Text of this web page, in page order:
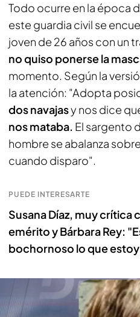
Todo ocurre en la época
este guardia civil se
joven de 26 años con un
no quiso ponerse la
momento. Según la
la atención: "Adopta
dos navajasy nos dice
nos mataba. El sargento
hombre se abalanza
cuando disparo".
PUEDE INTERESARTE
Susana Díaz, muy crítica
emérito y Bárbara Rey:
bochornoso lo que